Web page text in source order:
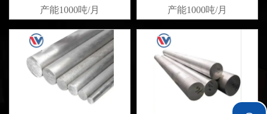
产能1000吨/月
产能1000吨/月